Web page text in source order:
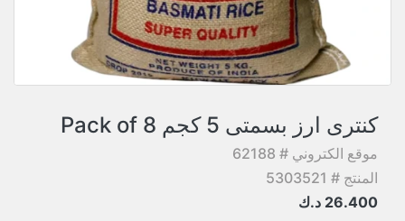
كنترى ارز بسمتى 5 كجم Pack of 8
موقع الكتروني # 62188
المنتج # 5303521
26.400 د.ك